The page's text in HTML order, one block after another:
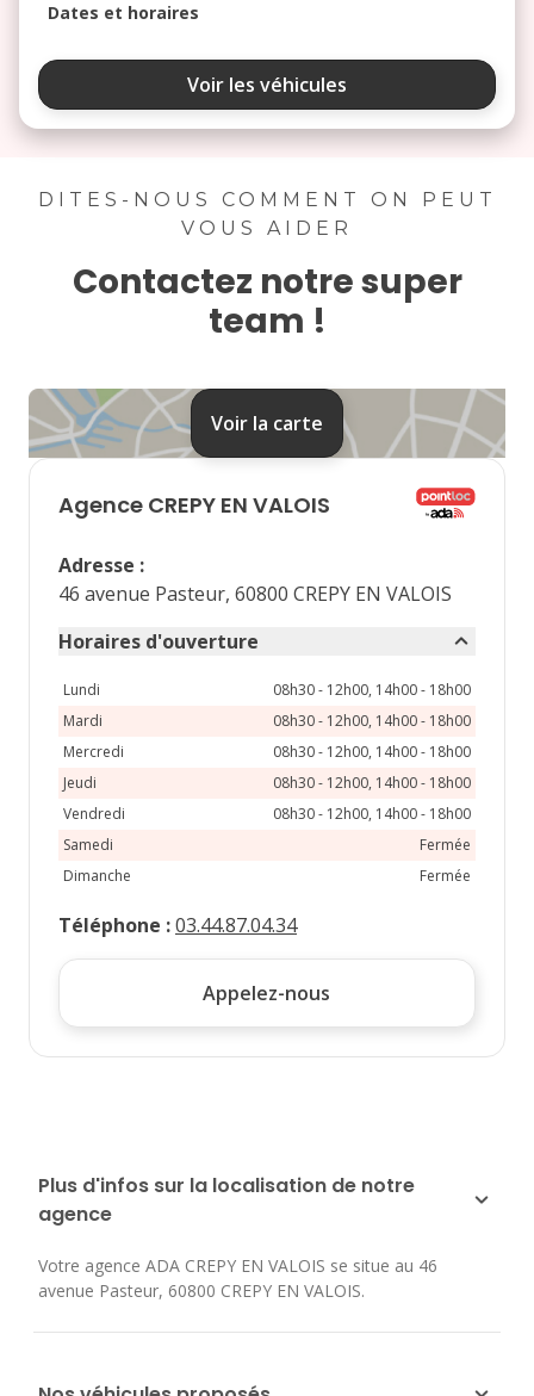
Dates et horaires
août 2026
ma me
3 4 5 6 7
17 18 19 20
31
septembre 2026
7
14
21 23 24 25
28 30
Voir les véhicules
DITES-NOUS COMMENT ON PEUT
VOUS AIDER
Contactez notre super
team !
Voir la carte
Agence CREPY EN VALOIS
Adresse :
46 avenue Pasteur, 60800 CREPY EN VALOIS
Horaires d'ouverture
Lundi
08h30 - 12h00, 14h00 - 18h00
Mardi
08h30 - 12h00, 14h00 - 18h00
Mercredi
08h30 - 12h00, 14h00 - 18h00
Jeudi
08h30 - 12h00, 14h00 - 18h00
Vendredi
08h30 - 12h00, 14h00 - 18h00
Samedi
Fermée
Dimanche
Fermée
Téléphone :03.44.87.04.34
Appelez-nous
Plus d'infos sur la localisation de notre
agence
Votre agence ADA CREPY EN VALOIS se situe au 46
avenue Pasteur, 60800 CREPY EN VALOIS.